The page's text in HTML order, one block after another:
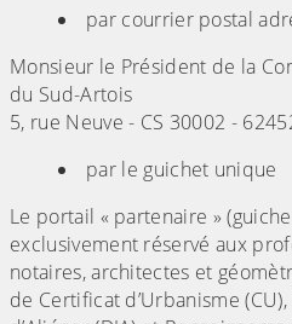
par courrier postal
Monsieur le Président de la
du Sud-Artois
5, rue Neuve - CS 30002 -
par le guichet unique
Le portail « partenaire »
exclusivement réservé aux
notaires, architectes et
de Certificat d’Urbanisme